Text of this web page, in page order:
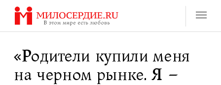
Перейти
содержанию
«Родители купили меня
на черном рынке. Я –